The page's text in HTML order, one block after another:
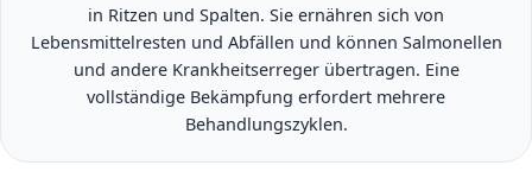
in Ritzen und Spalten. Sie ernähren sich von
Lebensmittelresten und Abfällen und können Salmonellen
und andere Krankheitserreger übertragen. Eine
vollständige Bekämpfung erfordert mehrere
Behandlungszyklen.